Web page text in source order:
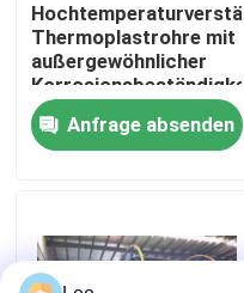
Kontakt
Nachrichten
Verstärkte
Thermoplastrohre mit
außergewöhnlicher
Anfrage absenden